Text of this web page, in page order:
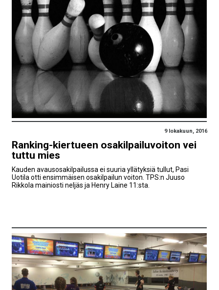
9 lokakuun, 2016
Ranking-kiertueen osakilpailuvoiton vei
tuttu mies
Kauden avausosakilpailussa ei suuria yllätyksiä tullut, Pasi
Uotila otti ensimmäisen osakilpailun voiton. TPS:n Juuso
Rikkola mainiosti neljäs ja Henry Laine 11:sta.